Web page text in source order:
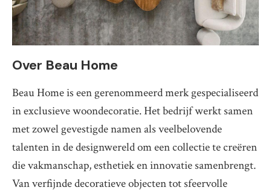
Over Beau Home
Beau Home is een gerenommeerd merk gespecialiseerd
in exclusieve woondecoratie. Het bedrijf werkt samen
met zowel gevestigde namen als veelbelovende
talenten in de designwereld om een collectie te creëren
die vakmanschap, esthetiek en innovatie samenbrengt.
Van verfijnde decoratieve objecten tot sfeervolle